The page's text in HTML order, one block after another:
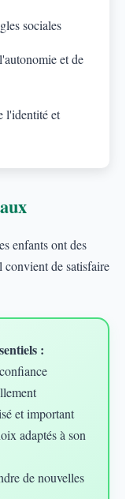
sociales
et de
l'identité et
enfants ont des
convient de satisfaire
:
et important
adaptés à son
de nouvelles